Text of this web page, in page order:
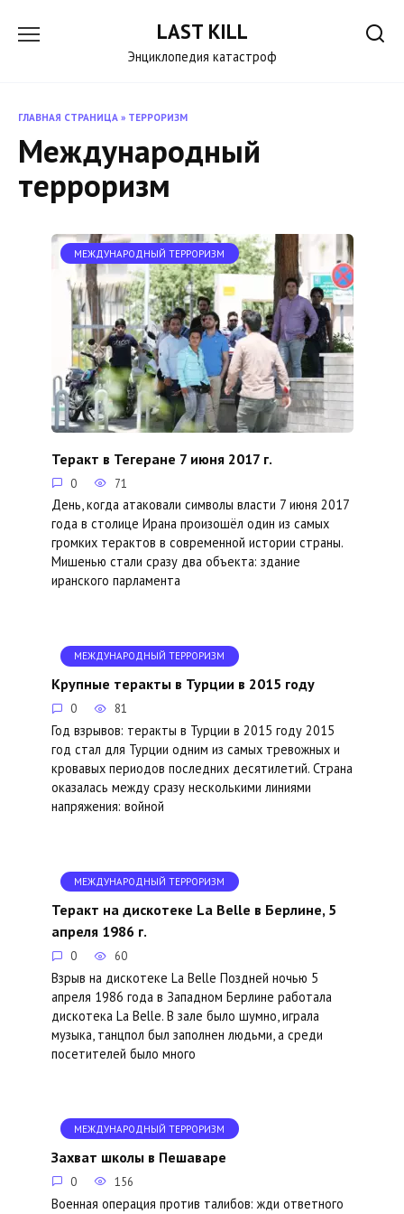
LAST KILL
Энциклопедия катастроф
ГЛАВНАЯ СТРАНИЦА » ТЕРРОРИЗМ
Международный
терроризм
МЕЖДУНАРОДНЫЙ ТЕРРОРИЗМ
Теракт в Тегеране 7 июня 2017 г.
0 71
День, когда атаковали символы власти 7 июня 2017
года в столице Ирана произошёл один из самых
громких терактов в современной истории страны.
Мишенью стали сразу два объекта: здание
иранского парламента
МЕЖДУНАРОДНЫЙ ТЕРРОРИЗМ
Крупные теракты в Турции в 2015 году
0 81
Год взрывов: теракты в Турции в 2015 году 2015
год стал для Турции одним из самых тревожных и
кровавых периодов последних десятилетий. Страна
оказалась между сразу несколькими линиями
напряжения: войной
МЕЖДУНАРОДНЫЙ ТЕРРОРИЗМ
Теракт на дискотеке La Belle в Берлине, 5
апреля 1986 г.
0 60
Взрыв на дискотеке La Belle Поздней ночью 5
апреля 1986 года в Западном Берлине работала
дискотека La Belle. В зале было шумно, играла
музыка, танцпол был заполнен людьми, а среди
посетителей было много
МЕЖДУНАРОДНЫЙ ТЕРРОРИЗМ
Захват школы в Пешаваре
0 156
Военная операция против талибов: жди ответного